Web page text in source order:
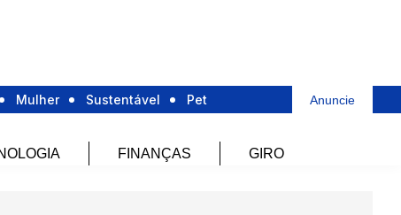
Mulher Sustentável Pet Anuncie
FINANÇAS GIRO